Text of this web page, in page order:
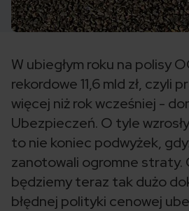
W ubiegłym roku na polisy
rekordowe 11,6 mld zł, czyli
więcej niż rok wcześniej -
Ubezpieczeń. O tyle
to nie koniec podwyżek,
zanotowali ogromne straty.
będziemy teraz tak dużo
błędnej polityki cenowej